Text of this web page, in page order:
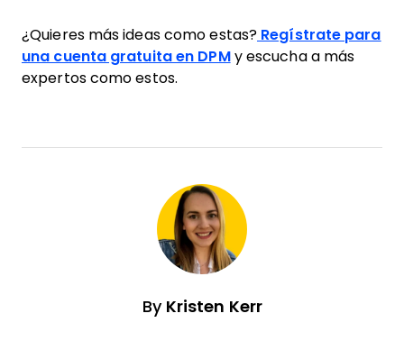
¿Quieres más ideas como estas? Regístrate para
una cuenta gratuita en DPMy escucha a más
expertos como estos.
By Kristen Kerr